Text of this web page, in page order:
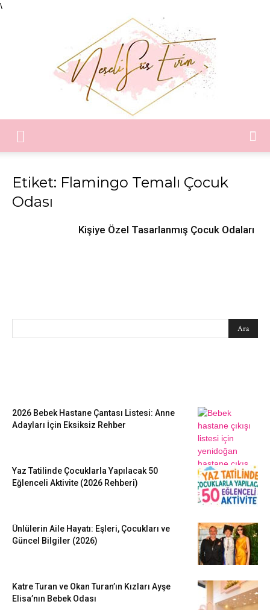
\
Etiket: Flamingo Temalı Çocuk
Odası
Kişiye Özel Tasarlanmış Çocuk Odaları
2026 Bebek Hastane Çantası Listesi: Anne
Adayları İçin Eksiksiz Rehber
Yaz Tatilinde Çocuklarla Yapılacak 50
Eğlenceli Aktivite (2026 Rehberi)
Ünlülerin Aile Hayatı: Eşleri, Çocukları ve
Güncel Bilgiler (2026)
Katre Turan ve Okan Turan’ın Kızları Ayşe
Elisa’nın Bebek Odası